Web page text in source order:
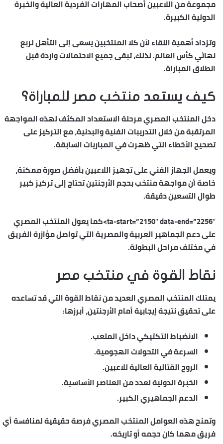
مجموعة من اللاعبين أصحاب المهارات الفردية العالية والخبرة
الدولية الكبيرة.
وتزداد أهمية اللقاء لأن كلا المنتخبين يسعى إلى التأهل لربع
نهائي كأس العالم. لذلك، تبقى جميع الاحتمالات واردة قبل
انطلاق المباراة.
كيف يستعد منتخب مصر للمباراة؟
دخل المنتخب المصري مرحلة الاستعداد المكثف لهذه المواجهة
المرتقبة من خلال التدريبات الفنية والبدنية، مع التركيز على
تصحيح الأخطاء التي ظهرت في المباريات السابقة.
ويعمل الجهاز الفني على تجهيز اللاعبين بأفضل صورة ممكنة،
خاصة أن مواجهة منتخب بحجم الأرجنتين تحتاج إلى تركيز كبير
طوال التسعين دقيقة.
ta-start=”2150″ data-end=”2256″>كما يعول المنتخب المصري
على دعم الجماهير العربية والمصرية التي تواصل مؤازرة الفريق
في مختلف مراحل البطولة.
نقاط القوة في منتخب مصر
يمتلك المنتخب المصري العديد من نقاط القوة التي قد تساعده
على تحقيق نتيجة إيجابية أمام الأرجنتين، أبرزها:
الانضباط التكتيكي داخل الملعب.
السرعة في التحولات الهجومية.
الروح القتالية العالية للاعبين.
الخبرة الدولية لعدد من العناصر الأساسية.
الدعم الجماهيري الكبير.
وتمنح هذه العوامل المنتخب المصري فرصة حقيقية لمنافسة أي
فريق مهما كان حجمه أو تاريخه.